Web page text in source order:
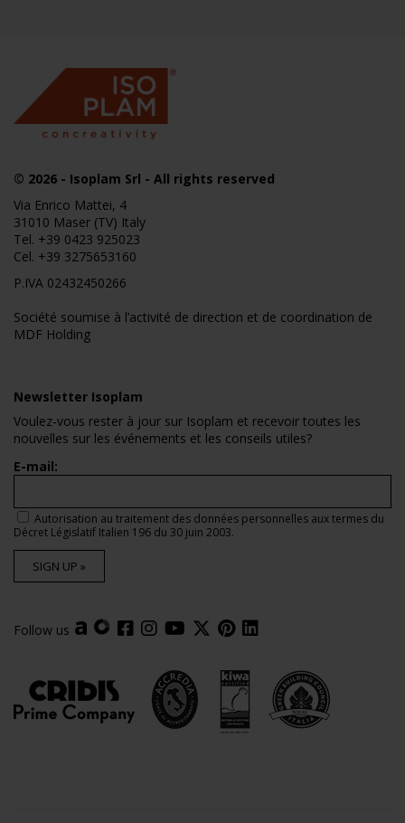
© 2026 - Isoplam Srl - All rights reserved
Via Enrico Mattei, 4
31010 Maser (TV) Italy
Tel. +39 0423 925023
Cel. +39 3275653160
P.IVA 02432450266
Société soumise à l’activité de direction et de coordination de
MDF Holding
Newsletter Isoplam
Voulez-vous rester à jour sur Isoplam et recevoir toutes les
nouvelles sur les événements et les conseils utiles?
E-mail:
Autorisation au traitement des données personnelles aux termes du
Décret Législatif Italien 196 du 30 juin 2003.
SIGN UP »
Follow us